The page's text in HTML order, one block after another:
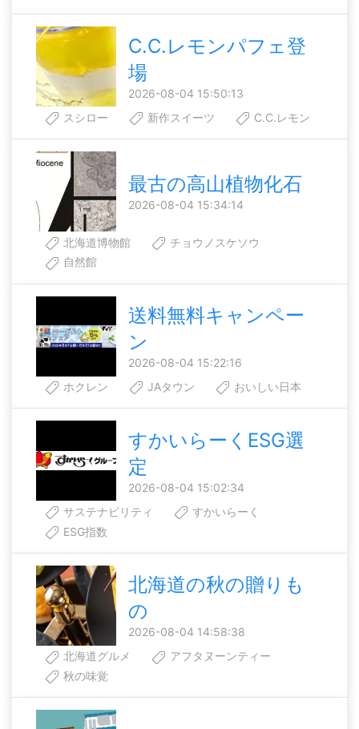
C.C.レモンパフェ登
場
2026-08-04 15:50:13
スシロー
新作スイーツ C.C.レモン
最古の高山植物化石
2026-08-04 15:34:14
北海道博物館
チョウノスケソウ
自然館
送料無料キャンペー
ン
2026-08-04 15:22:16
ホクレン
JAタウン おいしい日本
すかいらーくESG選
定
2026-08-04 15:02:34
サステナビリティ
すかいらーく
ESG指数
北海道の秋の贈りも
の
2026-08-04 14:58:38
北海道グルメ
アフタヌーンティー
秋の味覚